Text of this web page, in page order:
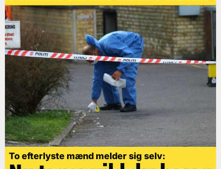
To efterlyste mænd melder sig selv: